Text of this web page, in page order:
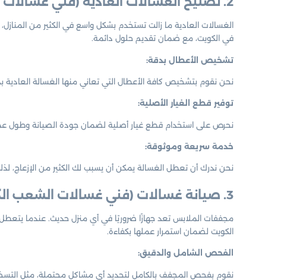
الغسالات العادية ما زالت تستخدم بشكل واسع في الكثير من
في الكويت، مع ضمان تقديم حلول دائمة.
تشخيص الأعطال بدقة:
نحن نقوم بتشخيص كافة الأعطال التي تعاني منها الغسالة العادية
توفير قطع الغيار الأصلية:
نحرص على استخدام قطع غيار أصلية لضمان جودة الصيانة وطول
خدمة سريعة وموثوقة:
نحن ندرك أن تعطل الغسالة يمكن أن يسبب لك الكثير من الإزعاج،
3. صيانة غسالات (فني غسالات الشعب الكويت)
مجففات الملابس تعد جهازًا ضروريًا في أي منزل حديث. عندما
الكويت لضمان استمرار عملها بكفاءة.
الفحص الشامل والدقيق:
نقوم بفحص المجفف بالكامل لتحديد أي مشاكل محتملة، مثل التسخين